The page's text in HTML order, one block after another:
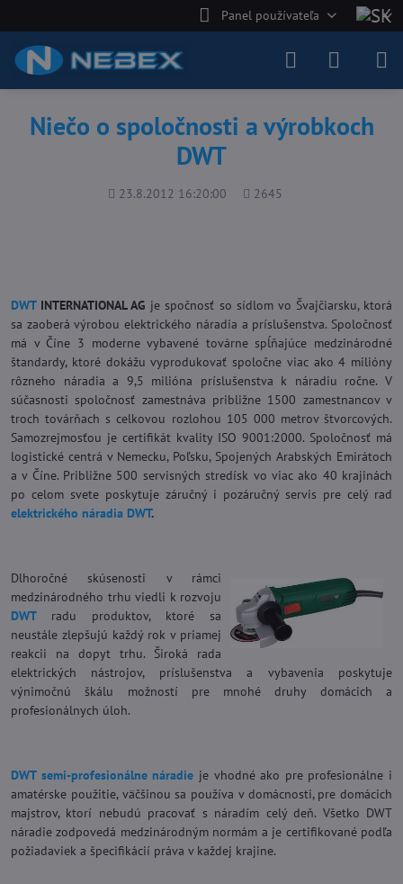
Panel používateľa
Niečo o spoločnosti a výrobkoch
DWT
Pridané
23.8.2012 16:20:00
Počet
2645
DWT INTERNATIONAL AG je spočnosť so sídlom vo Švajčiarsku, ktorá
sa zaoberá výrobou elektrického náradia a príslušenstva. Spoločnosť
má v Číne 3 moderne vybavené továrne spĺňajúce medzinárodné
štandardy, ktoré dokážu vyprodukovať spoločne viac ako 4 milióny
rôzneho náradia a 9,5 milióna príslušenstva k náradiu ročne. V
súčasnosti spoločnosť zamestnáva približne 1500 zamestnancov v
troch továrňach s celkovou rozlohou 105 000 metrov štvorcových.
Samozrejmosťou je certifikát kvality ISO 9001:2000. Spoločnosť má
logistické centrá v Nemecku, Poľsku, Spojených Arabských Emirátoch
a v Číne. Približne 500 servisných stredísk vo viac ako 40 krajinách
po celom svete poskytuje záručný i pozáručný servis pre celý rad
elektrického náradia DWT.
Dlhoročné skúsenosti v rámci
medzinárodného trhu viedli k rozvoju
DWT radu produktov, ktoré sa
neustále zlepšujú každý rok v priamej
reakcii na dopyt trhu. Široká rada
elektrických nástrojov, príslušenstva a vybavenia poskytuje
výnimočnú škálu možností pre mnohé druhy domácich a
profesionálnych úloh.
DWT semi-profesionálne náradie je vhodné ako pre profesionálne i
amatérske použitie, väčšinou sa používa v domácnosti, pre domácich
majstrov, ktorí nebudú pracovať s náradím celý deň. Všetko DWT
náradie zodpovedá medzinárodným normám a je certifikované podľa
požiadaviek a špecifikácií práva v každej krajine.